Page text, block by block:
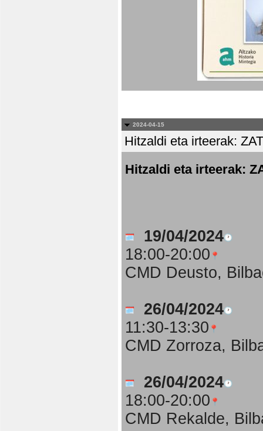
2024-04-15
Hitzaldi eta irteerak:
Hitzaldi eta irteerak:
19/04/2024
18:00-20:00
CMD Deusto,
26/04/2024
11:30-13:30
CMD Zorroza,
26/04/2024
18:00-20:00
CMD Rekalde,